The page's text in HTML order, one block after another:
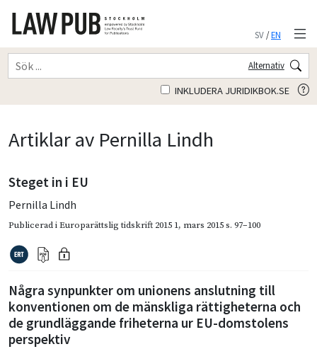
SV/EN
Alternativ
INKLUDERA JURIDIKBOK.SE
Artiklar av Pernilla Lindh
Steget in i EU
Pernilla Lindh
Publicerad iEuroparättslig tidskrift 2015 1, mars 2015s. 97–100
Några synpunkter om unionens anslutning till
konventionen om de mänskliga rättigheterna och
de grundläggande friheterna ur EU-domstolens
perspektiv